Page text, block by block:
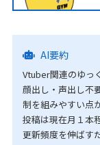
AI要約
Vtuber関連のゆっ
顔出し・声出し不
制を組みやすい点
投稿は現在月１本
更新頻度を伸ばす